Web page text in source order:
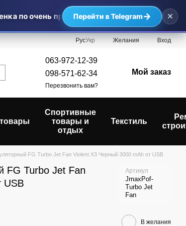
по очень приятным ценам — самые
Перейти в Telegram→ ×
РусУкр Желания Вход
063-972-12-39
098-571-62-34
Перезвонить вам?
Мой заказ
Спортивные
товары и
отдых
Текстиль
FG Turbo Jet Fan Violent X3 Черный 3000 mAh от USB
FG Turbo Jet Fan
USB
Артикул
JmaxPof-
Turbo Jet
Fan
В желания